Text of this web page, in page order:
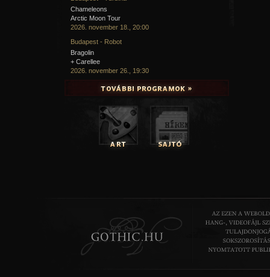
Chameleons
Arctic Moon Tour
2026. november 18., 20:00
Budapest - Robot
Bragolin
+ Carellee
2026. november 26., 19:30